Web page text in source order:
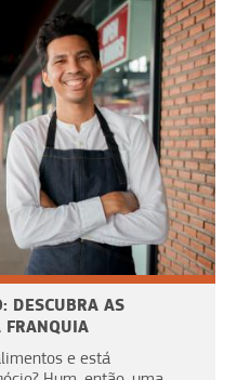
DESCUBRA AS
FRANQUIA
e está